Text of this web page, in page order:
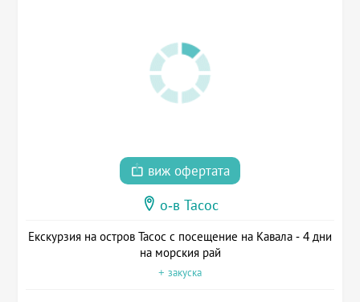
виж офертата
о-в Тасос
Екскурзия на остров Тасос с посещение на Кавала - 4 дни
на морския рай
+ закуска